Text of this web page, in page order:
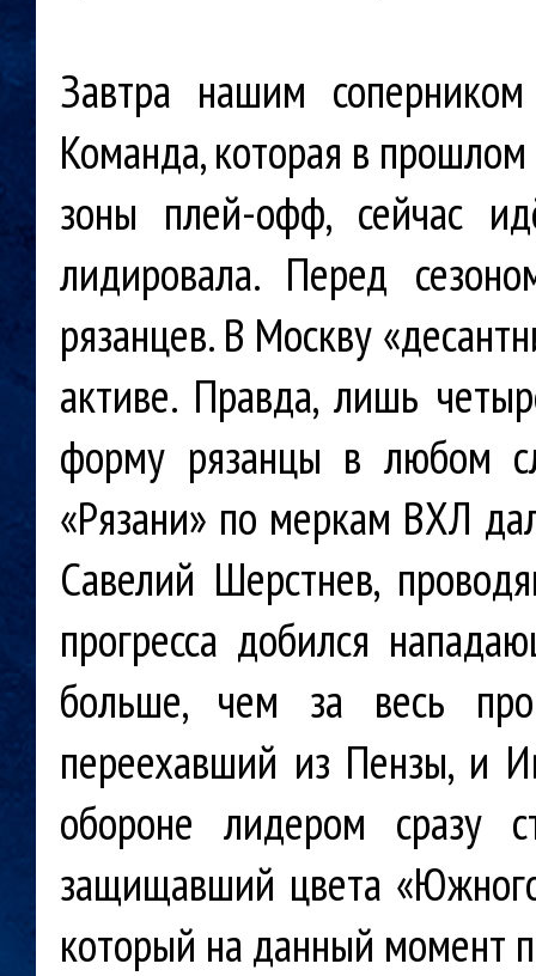
Завтра нашим соперником
Команда, которая в
зоны плей-офф, сейчас
лидировала. Перед
рязанцев. В Москву
активе. Правда, лишь
форму рязанцы в любом
«Рязани» по меркам ВХЛ
Савелий Шерстнев,
прогресса добился
больше, чем за весь
переехавший из Пензы, и
обороне лидером сразу
защищавший цвета
который на данный момент